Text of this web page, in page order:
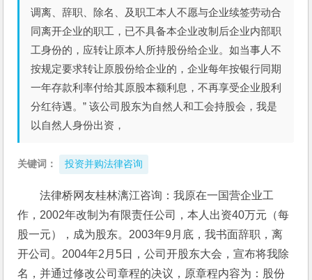
调离、辞职、除名、及职工本人不愿与企业续签劳动合
同离开企业的职工，已不具备本企业改制后企业内部职
工身份的，应转让原本人所持股份给企业。如当事人不
按规定要求转让原股份给企业的，企业每年按银行同期
一年存款利率付给其原股本额利息，不再享受企业股利
分红待遇。” 该公司股东为自然人和工会持股会，我是
以自然人身份出资，
关键词： 投资并购法律咨询
法律桥网友桂林漓江咨询：我原在一国营企业工
作，2002年改制为有限责任公司，本人出资40万元（每
股一元），成为股东。2003年9月底，我书面辞职，离
开公司。2004年2月5日，公司开股东大会，宣布将我除
名，并通过修改公司章程的决议，原章程内容为：股份